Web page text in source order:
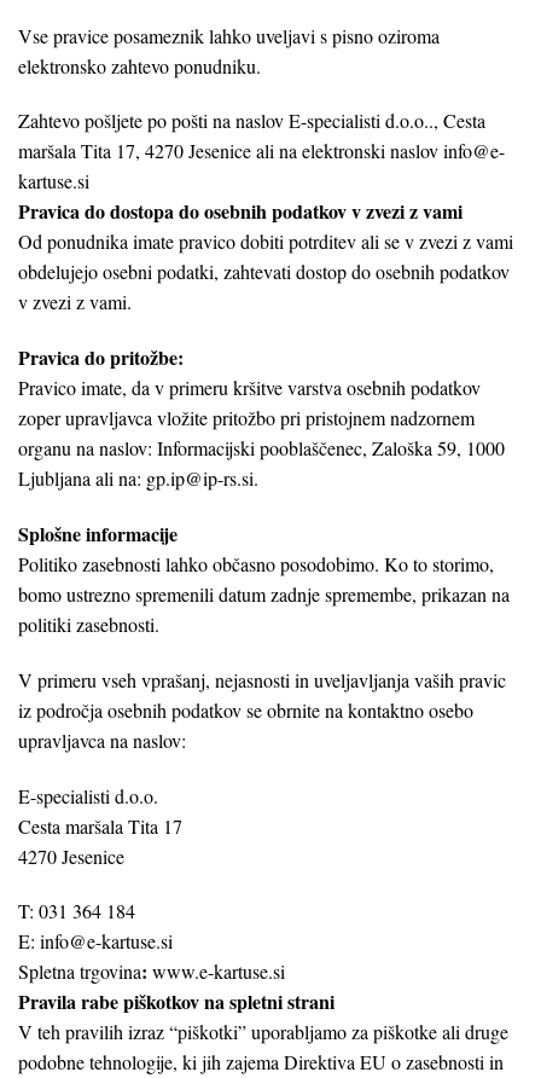
Vse pravice posameznik lahko uveljavi s pisno oziroma
elektronsko zahtevo ponudniku.
Zahtevo pošljete po pošti na naslov E-specialisti d.o.o.., Cesta
maršala Tita 17, 4270 Jesenice ali na elektronski naslov info@e-
kartuse.si
Pravica do dostopa do osebnih podatkov v zvezi z vami
Od ponudnika imate pravico dobiti potrditev ali se v zvezi z vami
obdelujejo osebni podatki, zahtevati dostop do osebnih podatkov
v zvezi z vami.
Pravica do pritožbe:
Pravico imate, da v primeru kršitve varstva osebnih podatkov
zoper upravljavca vložite pritožbo pri pristojnem nadzornem
organu na naslov: Informacijski pooblaščenec, Zaloška 59, 1000
Ljubljana ali na: gp.ip@ip-rs.si.
Splošne informacije
Politiko zasebnosti lahko občasno posodobimo. Ko to storimo,
bomo ustrezno spremenili datum zadnje spremembe, prikazan na
politiki zasebnosti.
V primeru vseh vprašanj, nejasnosti in uveljavljanja vaših pravic
iz področja osebnih podatkov se obrnite na kontaktno osebo
upravljavca na naslov:
E-specialisti d.o.o.
Cesta maršala Tita 17
4270 Jesenice
T: 031 364 184
E: info@e-kartuse.si
Spletna trgovina: www.e-kartuse.si
Pravila rabe piškotkov na spletni strani
V teh pravilih izraz “piškotki” uporabljamo za piškotke ali druge
podobne tehnologije, ki jih zajema Direktiva EU o zasebnosti in